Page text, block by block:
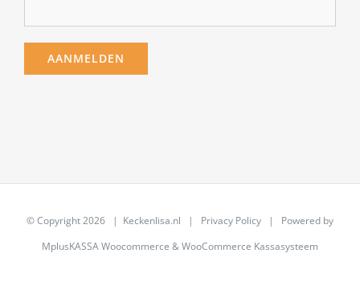
© Copyright2026 | Keckenlisa.nl | Privacy Policy | Powered by
MplusKASSA Woocommerce &WooCommerce Kassasysteem